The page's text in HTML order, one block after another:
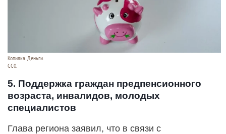
Копилка. Деньги.
СС0.
5. Поддержка граждан предпенсионного
возраста, инвалидов, молодых
специалистов
Глава региона заявил, что в связи с